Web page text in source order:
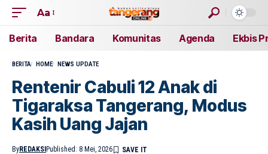
Aa
Berita Bandara Komunitas Agenda Ekbis
BERITA HOME NEWS UPDATE
Rentenir Cabuli 12 Anak di
Tigaraksa Tangerang, Modus
Kasih Uang Jajan
ByREDAKSI Published: 8 Mei, 2026